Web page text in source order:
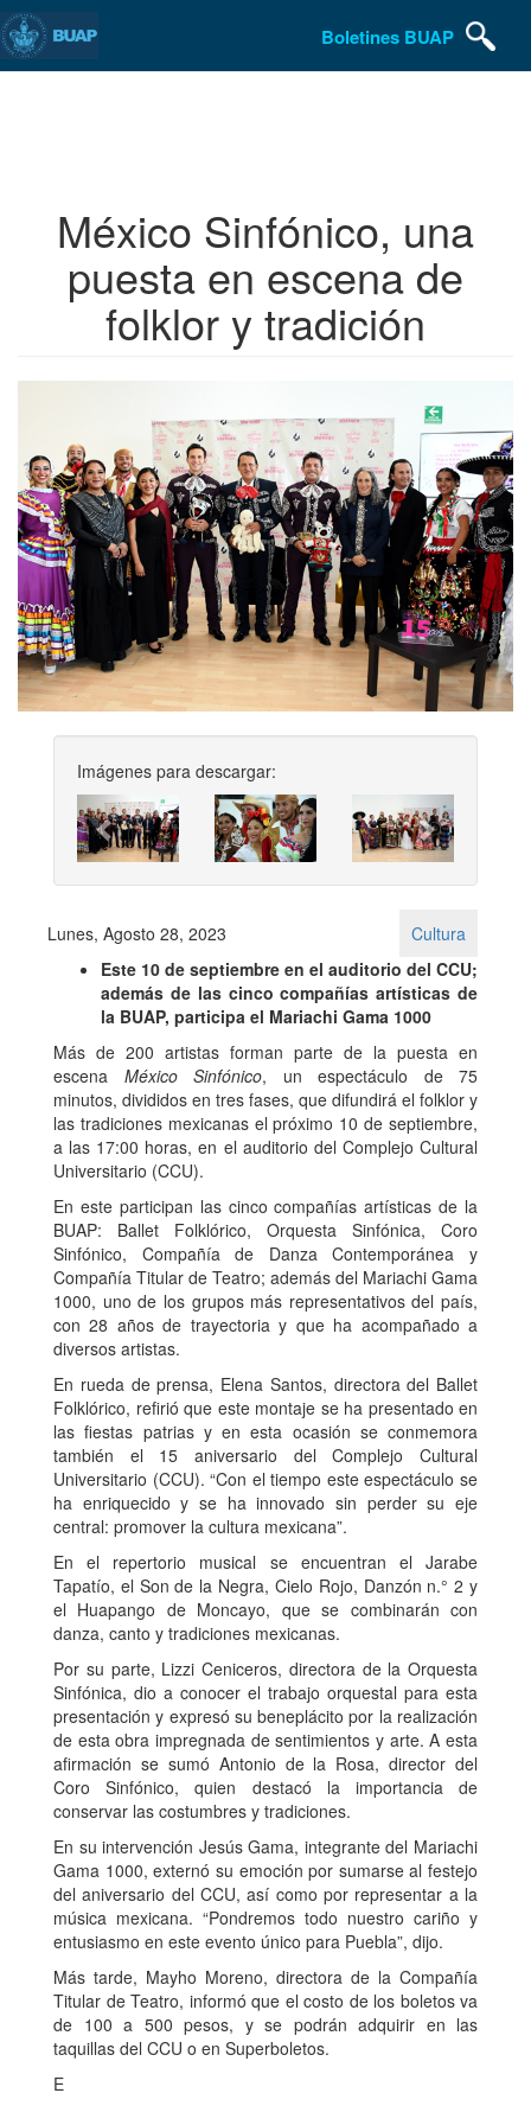
Boletines BUAP
México Sinfónico, una
puesta en escena de
folklor y tradición
Imágenes para descargar:
Previous Next
Lunes, Agosto 28, 2023
Cultura
Este 10 de septiembre en el auditorio del CCU;
además de las cinco compañías artísticas de
la BUAP, participa el Mariachi Gama 1000
Más de 200 artistas forman parte de la puesta en
escena México Sinfónico, un espectáculo de 75
minutos, divididos en tres fases, que difundirá el folklor y
las tradiciones mexicanas el próximo 10 de septiembre,
a las 17:00 horas, en el auditorio del Complejo Cultural
Universitario (CCU).
En este participan las cinco compañías artísticas de la
BUAP: Ballet Folklórico, Orquesta Sinfónica, Coro
Sinfónico, Compañía de Danza Contemporánea y
Compañía Titular de Teatro; además del Mariachi Gama
1000, uno de los grupos más representativos del país,
con 28 años de trayectoria y que ha acompañado a
diversos artistas.
En rueda de prensa, Elena Santos, directora del Ballet
Folklórico, refirió que este montaje se ha presentado en
las fiestas patrias y en esta ocasión se conmemora
también el 15 aniversario del Complejo Cultural
Universitario (CCU). “Con el tiempo este espectáculo se
ha enriquecido y se ha innovado sin perder su eje
central: promover la cultura mexicana”.
En el repertorio musical se encuentran el Jarabe
Tapatío, el Son de la Negra, Cielo Rojo, Danzón n.° 2 y
el Huapango de Moncayo, que se combinarán con
danza, canto y tradiciones mexicanas.
Por su parte, Lizzi Ceniceros, directora de la Orquesta
Sinfónica, dio a conocer el trabajo orquestal para esta
presentación y expresó su beneplácito por la realización
de esta obra impregnada de sentimientos y arte. A esta
afirmación se sumó Antonio de la Rosa, director del
Coro Sinfónico, quien destacó la importancia de
conservar las costumbres y tradiciones.
En su intervención Jesús Gama, integrante del Mariachi
Gama 1000, externó su emoción por sumarse al festejo
del aniversario del CCU, así como por representar a la
música mexicana. “Pondremos todo nuestro cariño y
entusiasmo en este evento único para Puebla”, dijo.
Más tarde, Mayho Moreno, directora de la Compañía
Titular de Teatro, informó que el costo de los boletos va
de 100 a 500 pesos, y se podrán adquirir en las
taquillas del CCU o en Superboletos.
E